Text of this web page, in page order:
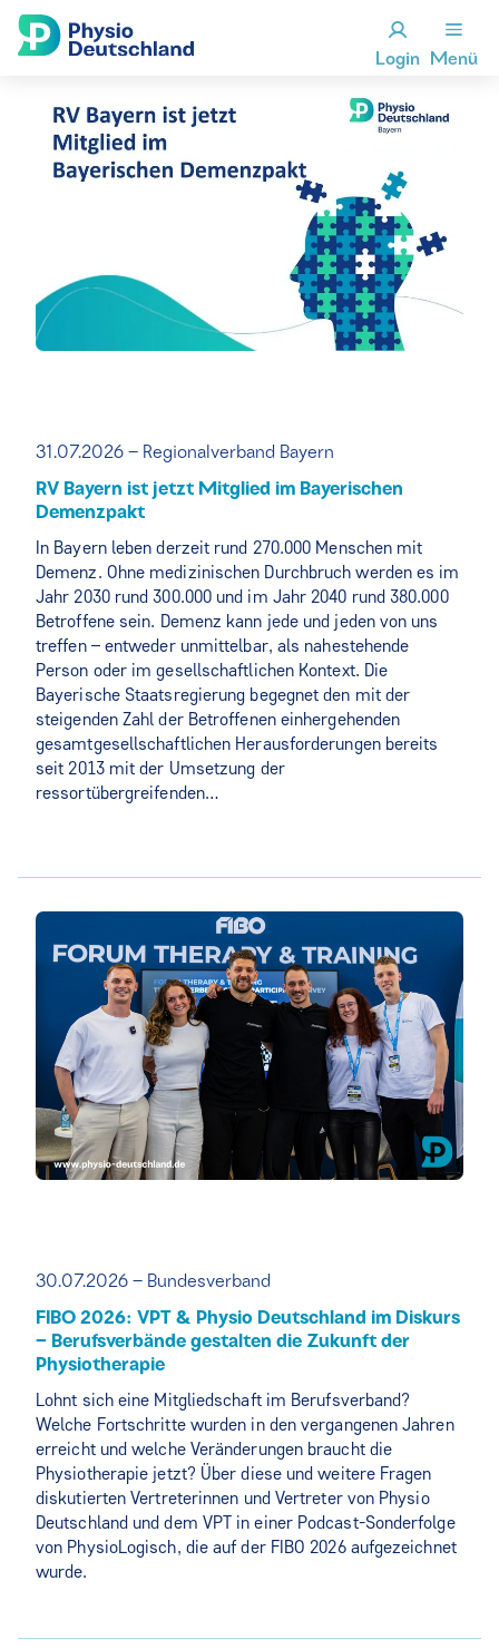
Login Menü
31.07.2026 – Regionalverband Bayern
RV Bayern ist jetzt Mitglied im Bayerischen
Demenzpakt
In Bayern leben derzeit rund 270.000 Menschen mit
Demenz. Ohne medizinischen Durchbruch werden es im
Jahr 2030 rund 300.000 und im Jahr 2040 rund 380.000
Betroffene sein. Demenz kann jede und jeden von uns
treffen – entweder unmittelbar, als nahestehende
Person oder im gesellschaftlichen Kontext. Die
Bayerische Staatsregierung begegnet den mit der
steigenden Zahl der Betroffenen einhergehenden
gesamtgesellschaftlichen Herausforderungen bereits
seit 2013 mit der Umsetzung der
ressortübergreifenden…
30.07.2026 – Bundesverband
FIBO 2026: VPT & Physio Deutschland im Diskurs
– Berufsverbände gestalten die Zukunft der
Physiotherapie
Lohnt sich eine Mitgliedschaft im Berufsverband?
Welche Fortschritte wurden in den vergangenen Jahren
erreicht und welche Veränderungen braucht die
Physiotherapie jetzt? Über diese und weitere Fragen
diskutierten Vertreterinnen und Vertreter von Physio
Deutschland und dem VPT in einer Podcast-Sonderfolge
von PhysioLogisch, die auf der FIBO 2026 aufgezeichnet
wurde.